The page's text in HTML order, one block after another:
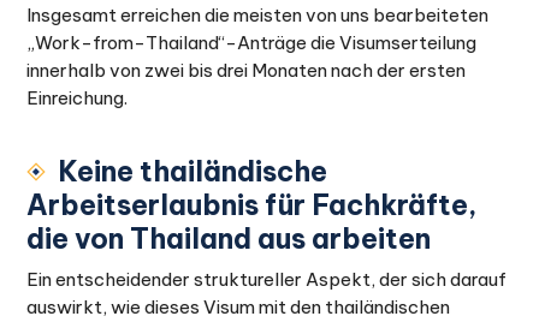
Insgesamt erreichen die meisten von uns bearbeiteten
„Work-from-Thailand“-Anträge die Visumserteilung
innerhalb von zwei bis drei Monaten nach der ersten
Einreichung.
Keine thailändische
Arbeitserlaubnis für Fachkräfte,
die von Thailand aus arbeiten
Ein entscheidender struktureller Aspekt, der sich darauf
auswirkt, wie dieses Visum mit den thailändischen